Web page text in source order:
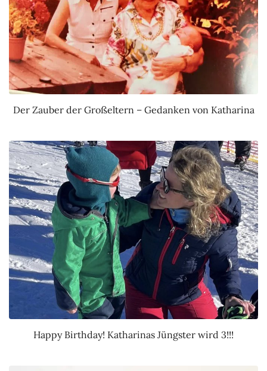
Der Zauber der Großeltern – Gedanken von Katharina
Happy Birthday! Katharinas Jüngster wird 3!!!